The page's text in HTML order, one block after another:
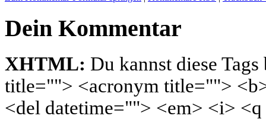
Dein Kommentar
XHTML: Du kannst diese
title=""> <acronym title="">
<del datetime=""> <em> <i>